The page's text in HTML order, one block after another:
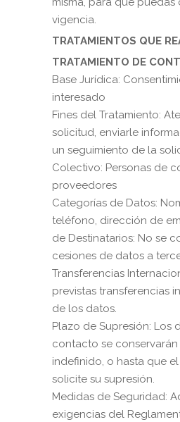
vigencia.
TRATAMIENTOS QUE
TRATAMIENTO DE
Base Jurídica:
interesado
Fines del Tratamiento:
solicitud, enviarle
un seguimiento de la
Colectivo: Personas de
proveedores
Categorías de Datos:
teléfono, dirección de
de Destinatarios: No se
cesiones de datos a
Transferencias
previstas transferencias
de los datos.
Plazo de Supresión: Los
contacto se
indefinido, o hasta que
solicite su supresión.
Medidas de Seguridad:
exigencias del